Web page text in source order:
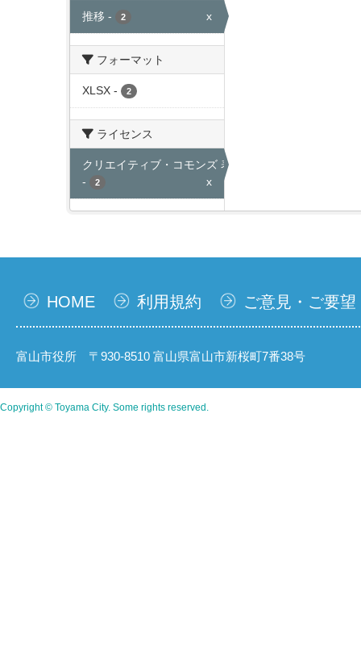
推移 - 2 x
フォーマット
XLSX - 2
ライセンス
クリエイティブ・コモンズ 表示
-
2 x
HOME 利用規約 ご意見・ご要望
富山市役所 〒930-8510 富山県富山市新桜町7番38号
Copyright © Toyama City. Some rights reserved.